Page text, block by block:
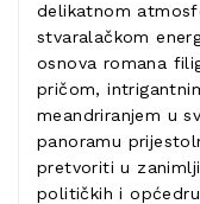
delikatnom
stvaralačkom
osnova romana
pričom,
meandriranjem u
panoramu
pretvoriti u
političkih i